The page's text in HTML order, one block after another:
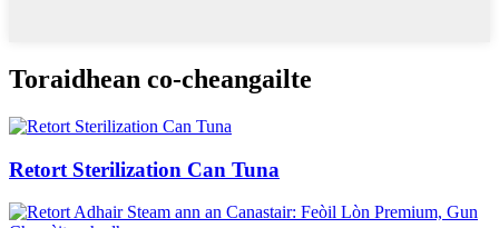
Toraidhean co-cheangailte
Retort Sterilization Can Tuna